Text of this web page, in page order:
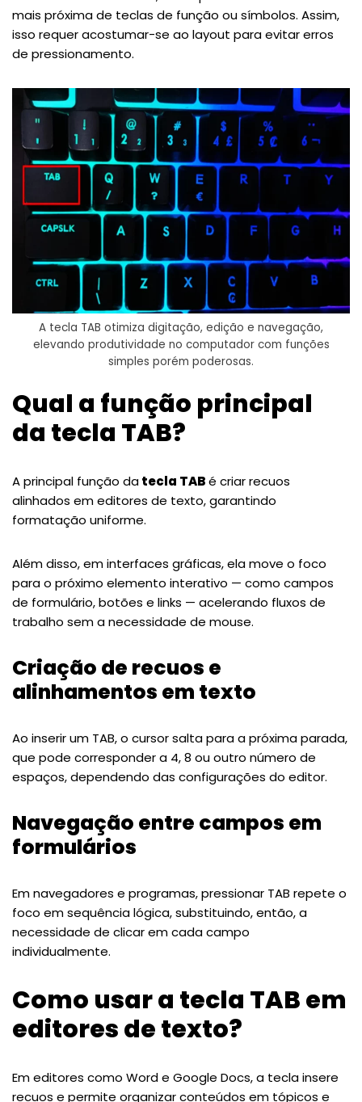
mais próxima de teclas de função ou símbolos. Assim,
isso requer acostumar-se ao layout para evitar erros
de pressionamento.
A tecla TAB otimiza digitação, edição e navegação,
elevando produtividade no computador com funções
simples porém poderosas.
Qual a função principal
da tecla TAB?
A principal função datecla TABé criar recuos
alinhados em editores de texto, garantindo
formatação uniforme.
Além disso, em interfaces gráficas, ela move o foco
para o próximo elemento interativo — como campos
de formulário, botões e links — acelerando fluxos de
trabalho sem a necessidade de mouse.
Criação de recuos e
alinhamentos em texto
Ao inserir um TAB, o cursor salta para a próxima parada,
que pode corresponder a 4, 8 ou outro número de
espaços, dependendo das configurações do editor.
Navegação entre campos em
formulários
Em navegadores e programas, pressionar TAB repete o
foco em sequência lógica, substituindo, então, a
necessidade de clicar em cada campo
individualmente.
Como usar a tecla TAB em
editores de texto?
Em editores como Word e Google Docs, a tecla insere
recuos e permite organizar conteúdos em tópicos e